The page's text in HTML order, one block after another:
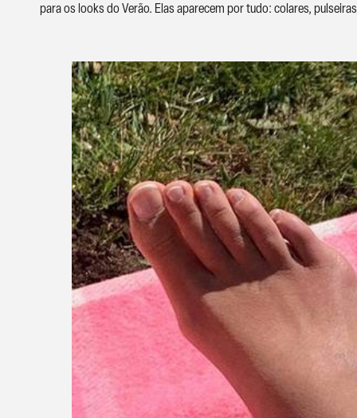
para os looks do Verão. Elas aparecem por tudo: colares,